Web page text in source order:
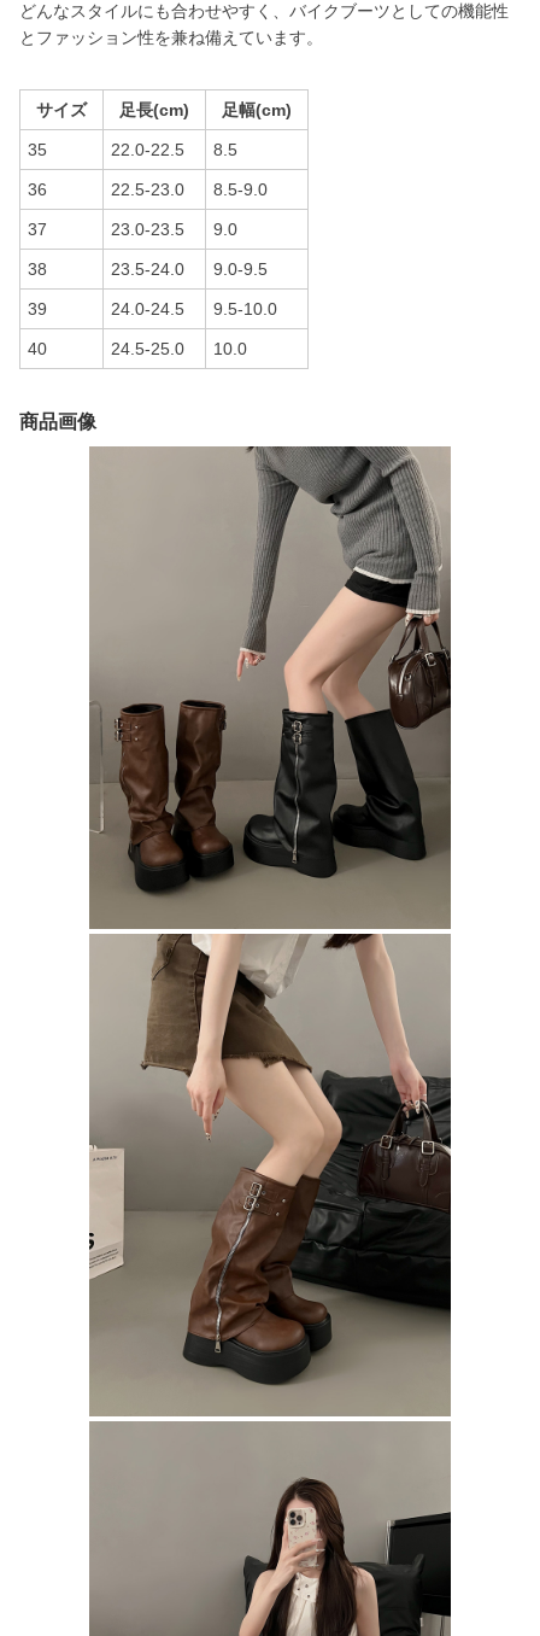
どんなスタイルにも合わせやすく、バイクブーツとしての機能性
とファッション性を兼ね備えています。
サイズ 足長(cm) 足幅(cm)
35 22.0-22.5 8.5
36 22.5-23.0 8.5-9.0
37 23.0-23.5 9.0
38 23.5-24.0 9.0-9.5
39 24.0-24.5 9.5-10.0
40 24.5-25.0 10.0
商品画像